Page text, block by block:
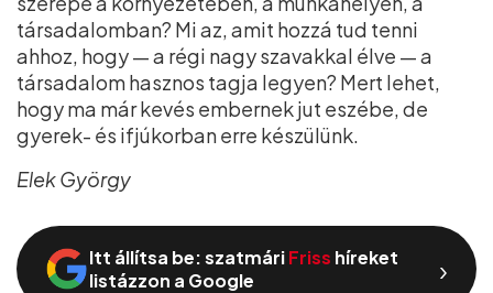
társadalomban? Mi az, amit hozzá tud tenni
ahhoz, hogy — a régi nagy szavakkal élve — a
társadalom hasznos tagja legyen? Mert lehet,
hogy ma már kevés embernek jut eszébe, de
gyerek- és ifjúkorban erre készülünk.
Elek György
Itt állítsa be: szatmáriFriss híreket
listázzon a Google
›